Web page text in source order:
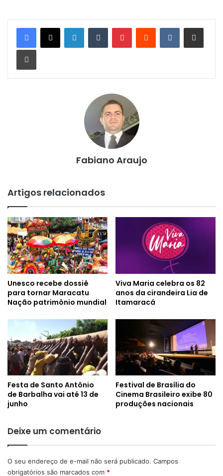
Fabiano Araujo
Artigos relacionados
Unesco recebe dossiê
para tornar Maracatu
Nação patrimônio mundial
Viva Maria celebra os 82
anos da cirandeira Lia de
Itamaracá
Festa de Santo Antônio
de Barbalha vai até 13 de
junho
Festival de Brasília do
Cinema Brasileiro exibe 80
produções nacionais
Deixe um comentário
O seu endereço de e-mail não será publicado. Campos
obrigatórios são marcados com *